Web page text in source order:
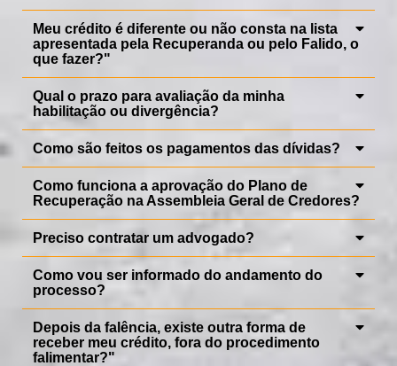
Meu crédito é diferente ou não consta na lista
apresentada pela Recuperanda ou pelo Falido, o
que fazer?"
Qual o prazo para avaliação da minha
habilitação ou divergência?
Como são feitos os pagamentos das dívidas?
Como funciona a aprovação do Plano de
Recuperação na Assembleia Geral de Credores?
Preciso contratar um advogado?
Como vou ser informado do andamento do
processo?
Depois da falência, existe outra forma de
receber meu crédito, fora do procedimento
falimentar?"